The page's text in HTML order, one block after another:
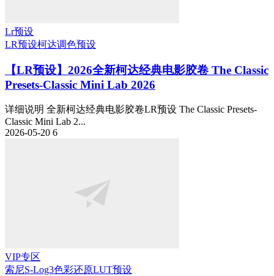
Lr预设
LR预设柯达调色预设
【LR预设】2026全新柯达经典电影胶卷 The Classic
Presets-Classic Mini Lab 2026
详细说明 全新柯达经典电影胶卷LR预设 The Classic Presets-
Classic Mini Lab 2...
2026-05-20 6
VIP专区
索尼S-Log3色彩还原LUT预设